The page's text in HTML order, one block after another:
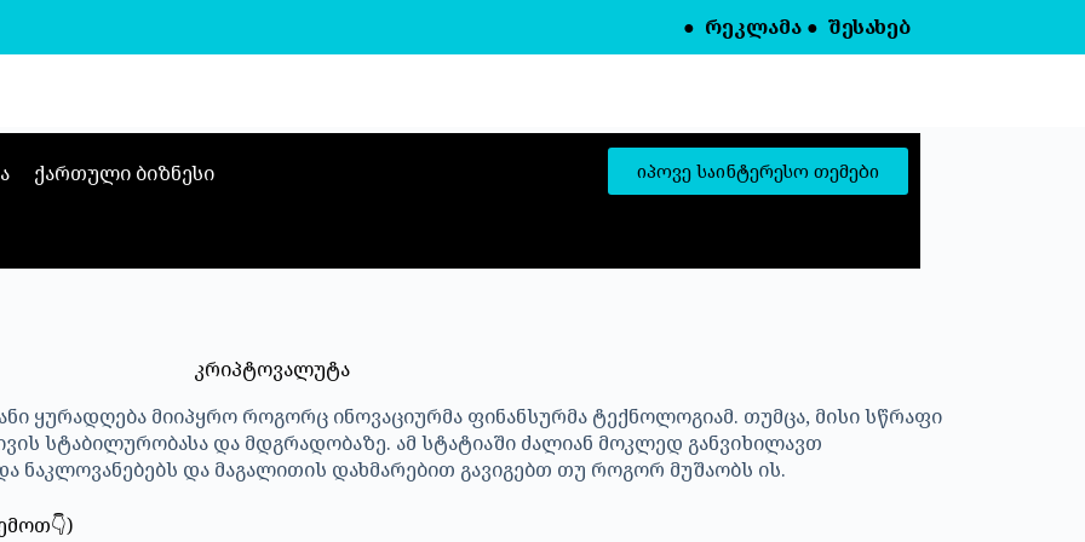
● რეკლამა● შესახებ
ქართული ბიზნესი იპოვე საინტერესო თემები
კრიპტოვალუტა
ყურადღება მიიპყრო როგორც ინოვაციურმა ფინანსურმა ტექნოლოგიამ. თუმცა, მისი სწრაფი
სტაბილურობასა და მდგრადობაზე. ამ სტატიაში ძალიან მოკლედ განვიხილავთ
ნაკლოვანებებს და მაგალითის დახმარებით გავიგებთ თუ როგორ მუშაობს ის.